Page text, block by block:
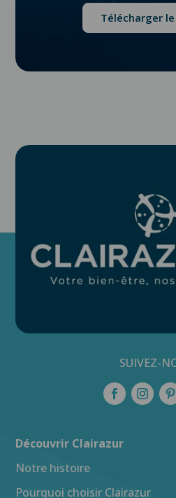
Télécharger
SUIVEZ-
Découvrir Clairazur
Notre histoire
Pourquoi choisir Clairazur